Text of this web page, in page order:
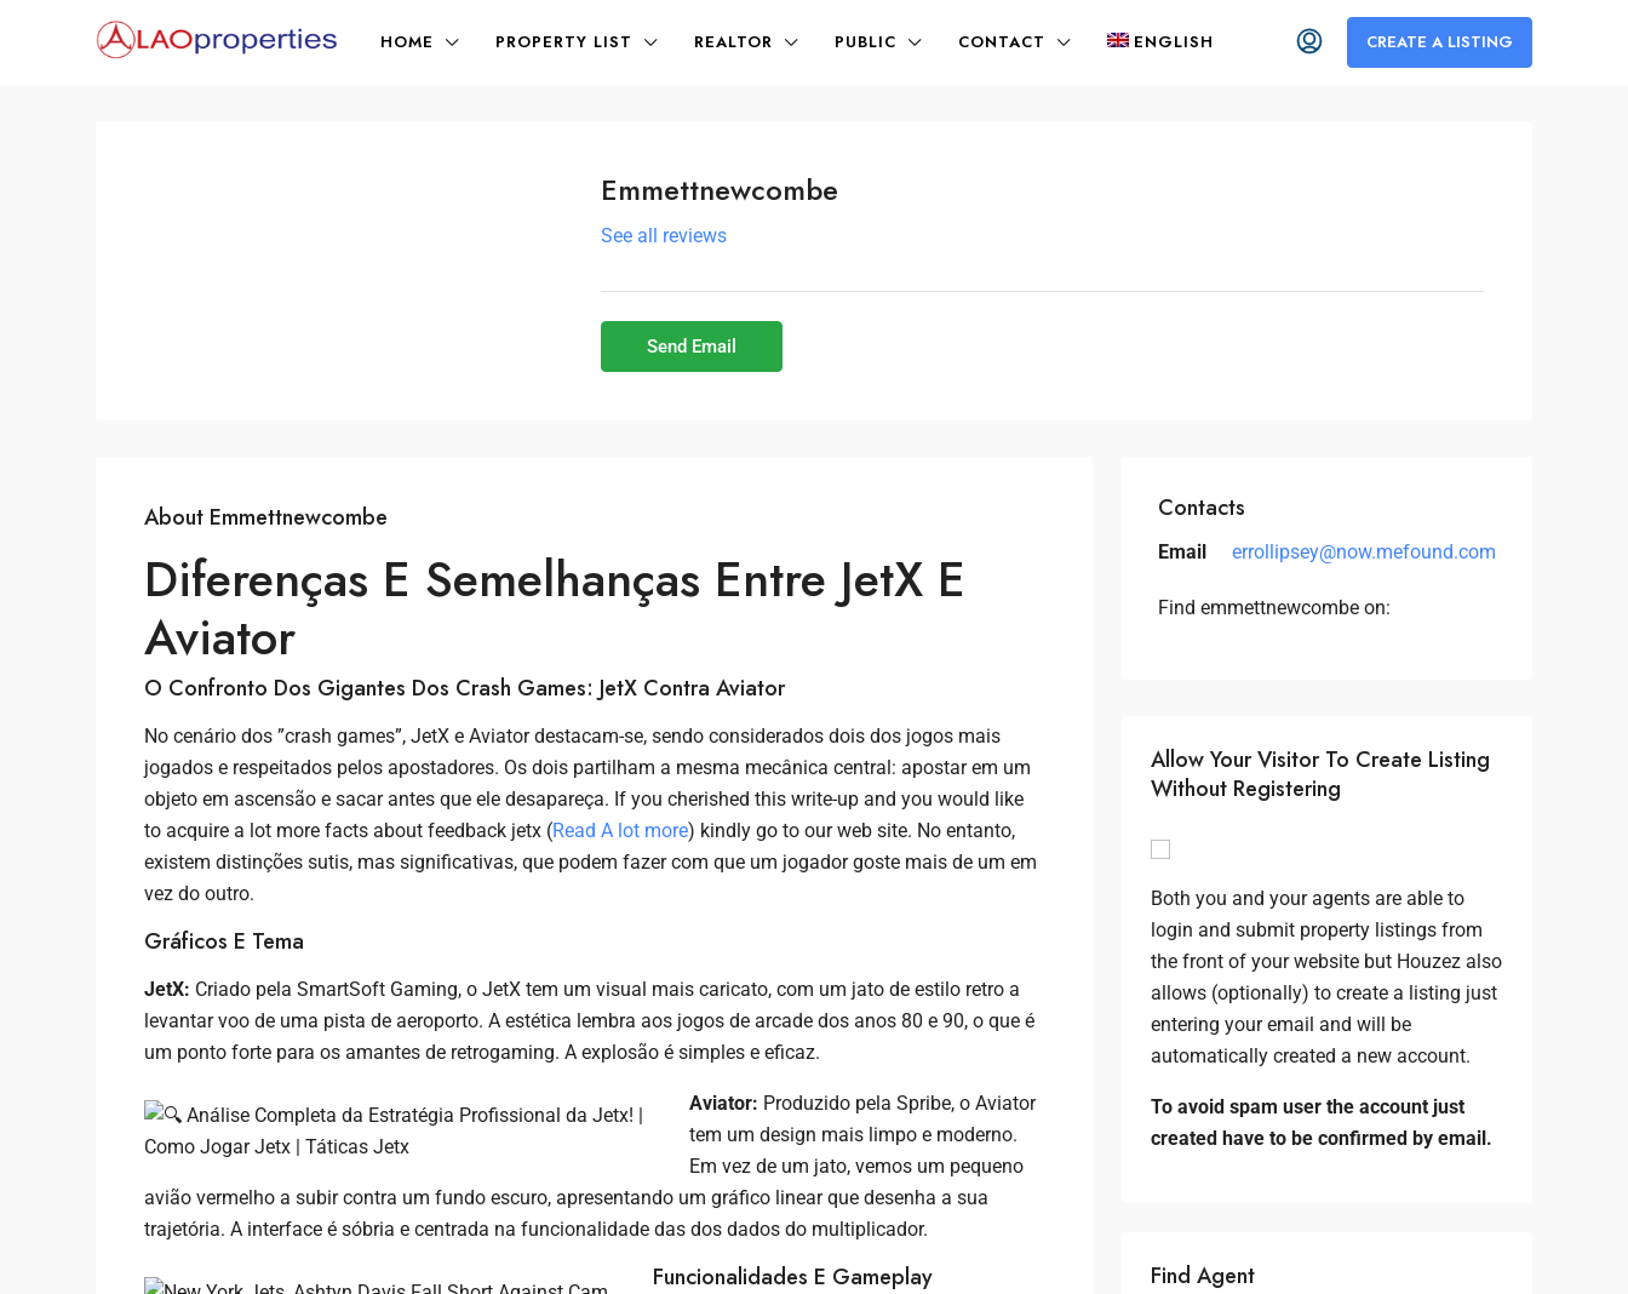
HOME PROPERTY LIST REALTOR PUBLIC CONTACT ENGLISH CREATE A LISTING
Emmettnewcombe
See all reviews
Send Email
About Emmettnewcombe
Diferenças E Semelhanças Entre JetX E
Aviator
O Confronto Dos Gigantes Dos Crash Games: JetX Contra Aviator
No cenário dos ”crash games”, JetX e Aviator destacam-se, sendo considerados dois dos jogos mais
jogados e respeitados pelos apostadores. Os dois partilham a mesma mecânica central: apostar em um
objeto em ascensão e sacar antes que ele desapareça. If you cherished this write-up and you would like
to acquire a lot more facts about feedback jetx (Read A lot more) kindly go to our web site. No entanto,
existem distinções sutis, mas significativas, que podem fazer com que um jogador goste mais de um em
vez do outro.
Gráficos E Tema
JetX: Criado pela SmartSoft Gaming, o JetX tem um visual mais caricato, com um jato de estilo retro a
levantar voo de uma pista de aeroporto. A estética lembra aos jogos de arcade dos anos 80 e 90, o que é
um ponto forte para os amantes de retrogaming. A explosão é simples e eficaz.
Aviator: Produzido pela Spribe, o Aviator
tem um design mais limpo e moderno.
Em vez de um jato, vemos um pequeno
avião vermelho a subir contra um fundo escuro, apresentando um gráfico linear que desenha a sua
trajetória. A interface é sóbria e centrada na funcionalidade das dos dados do multiplicador.
Funcionalidades E Gameplay
Contacts
Email errollipsey@now.mefound.com
Find emmettnewcombe on:
Allow Your Visitor To Create Listing
Without Registering
Both you and your agents are able to
login and submit property listings from
the front of your website but Houzez also
allows (optionally) to create a listing just
entering your email and will be
automatically created a new account.
To avoid spam user the account just
created have to be confirmed by email.
Find Agent